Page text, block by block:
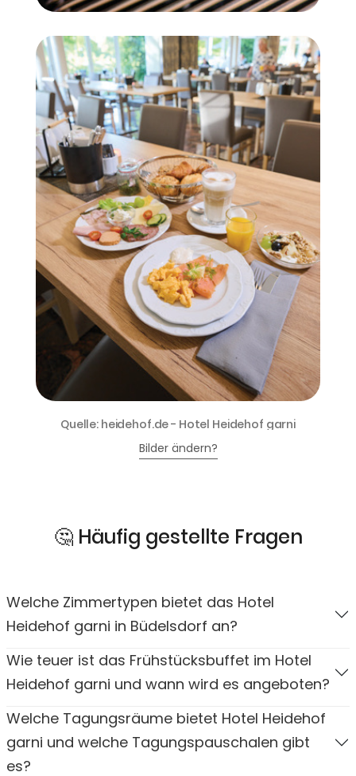
Quelle: heidehof.de - Hotel Heidehof garni
Bilder ändern?
🤔 Häufig gestellte Fragen
Welche Zimmertypen bietet das Hotel
Heidehof garni in Büdelsdorf an?
Wie teuer ist das Frühstücksbuffet im Hotel
Heidehof garni und wann wird es angeboten?
Welche Tagungsräume bietet Hotel Heidehof
garni und welche Tagungspauschalen gibt
es?